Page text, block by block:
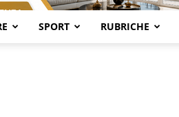
SPORT RUBRICHE